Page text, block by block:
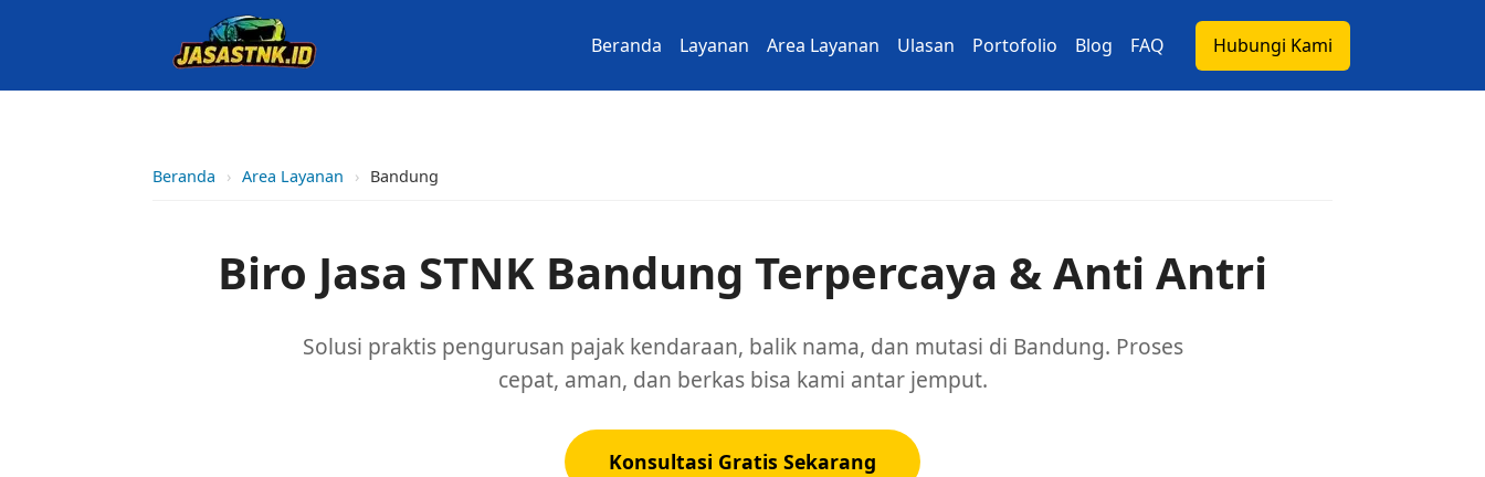
Beranda Layanan Area Layanan Ulasan Portofolio Blog FAQ Hubungi Kami
Beranda › Area Layanan › Bandung
Biro Jasa STNK Bandung Terpercaya & Anti Antri
Solusi praktis pengurusan pajak kendaraan, balik nama, dan mutasi di Bandung. Proses
cepat, aman, dan berkas bisa kami antar jemput.
Konsultasi Gratis Sekarang